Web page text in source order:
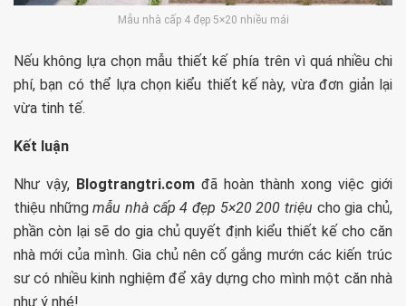
Mẫu nhà cấp 4 đẹp 5×20 nhiều mái
Nếu không lựa chọn mẫu thiết kế phía trên vì quá nhiều chi
phí, bạn có thể lựa chọn kiểu thiết kế này, vừa đơn giản lại
vừa tinh tế.
Kết luận
Như vậy, Blogtrangtri.comđã hoàn thành xong việc giới
thiệu nhữngmẫu nhà cấp 4 đẹp 5×20 200 triệu cho gia chủ,
phần còn lại sẽ do gia chủ quyết định kiểu thiết kế cho căn
nhà mới của mình. Gia chủ nên cố gắng mướn các kiến trúc
sư có nhiều kinh nghiệm để xây dựng cho mình một căn nhà
như ý nhé!